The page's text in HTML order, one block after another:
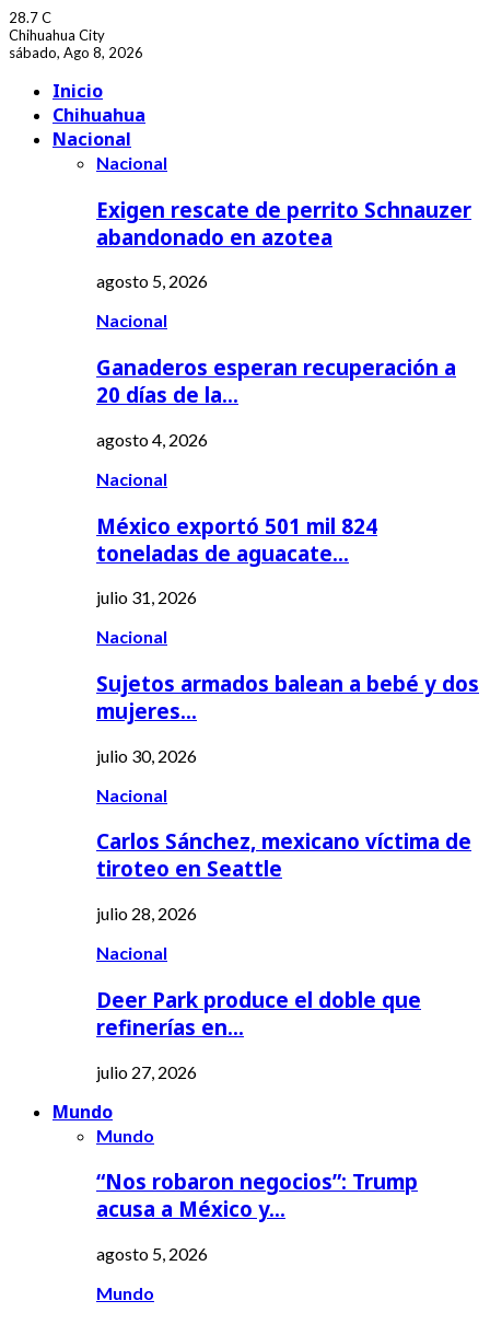
28.7C
Chihuahua City
sábado, Ago 8, 2026
Inicio
Chihuahua
Nacional
Nacional
Exigen rescate de perrito Schnauzer
abandonado en azotea
agosto 5, 2026
Nacional
Ganaderos esperan recuperación a
20 días de la…
agosto 4, 2026
Nacional
México exportó 501 mil 824
toneladas de aguacate…
julio 31, 2026
Nacional
Sujetos armados balean a bebé y dos
mujeres…
julio 30, 2026
Nacional
Carlos Sánchez, mexicano víctima de
tiroteo en Seattle
julio 28, 2026
Nacional
Deer Park produce el doble que
refinerías en…
julio 27, 2026
Mundo
Mundo
“Nos robaron negocios”: Trump
acusa a México y…
agosto 5, 2026
Mundo